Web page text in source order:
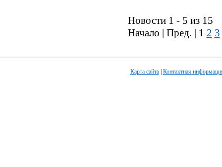
Новости 1 - 5 из 15
Начало | Пред. | 1 2 3
Карта сайта| Контактная